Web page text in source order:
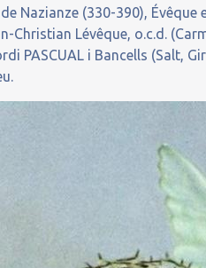
Nazianze (330-390), Évêque
Christian Lévêque, o.c.d.
PASCUAL i Bancells (Salt,